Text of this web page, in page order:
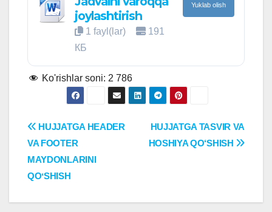
joylashtirish
1 fayl(lar)
191
КБ
Yuklab olish
Ko'rishlar soni: 2 786
Post
menyusi
HUJJATGA TASVIR VA
HOSHIYA QO‘SHISH
HUJJATGA HEADER
VA FOOTER
MAYDONLARINI
QOʻSHISH